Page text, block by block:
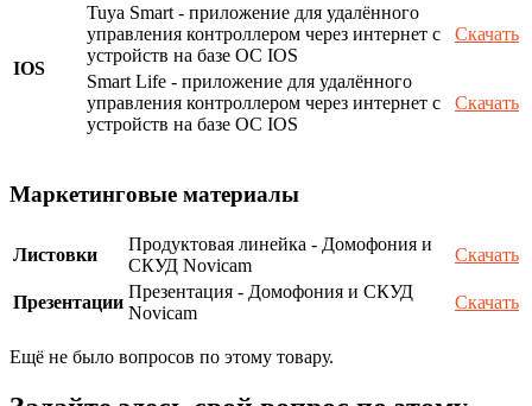
IOS
Tuya Smart - приложение для удалённого
управления контроллером через интернет с
устройств на базе ОС IOS
Скачать
Smart Life - приложение для удалённого
управления контроллером через интернет с
устройств на базе ОС IOS
Скачать
Маркетинговые материалы
Листовки
Продуктовая линейка - Домофония и
СКУД Novicam
Скачать
Презентации
Презентация - Домофония и СКУД
Novicam
Скачать
Ещё не было вопросов по этому товару.